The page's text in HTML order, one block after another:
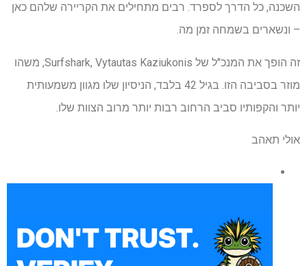
השכנה, כל הדרך לספרד. רבים מתחילים את הקריירה שלהם כאן
– ונשארים בשמחה זמן מה.
זה הופך את המנכ"ל של Surfshark, Vytautas Kaziukonis, משהו
מוזר בסביבה הזו. בגיל 42 בלבד, הניסיון שלו מגוון משמעותית
יותר והקפותיו סביב הרחוב רבות יותר מרוב הצוות שלו.
אולי תאהב